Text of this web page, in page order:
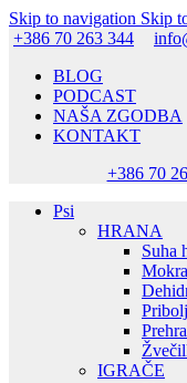
Skip to navigation Skip
+386 70 263 344
BLOG
PODCAST
NAŠA ZGODBA
KONTAKT
+386 70
Psi
HRANA
Suha
IGRAČE